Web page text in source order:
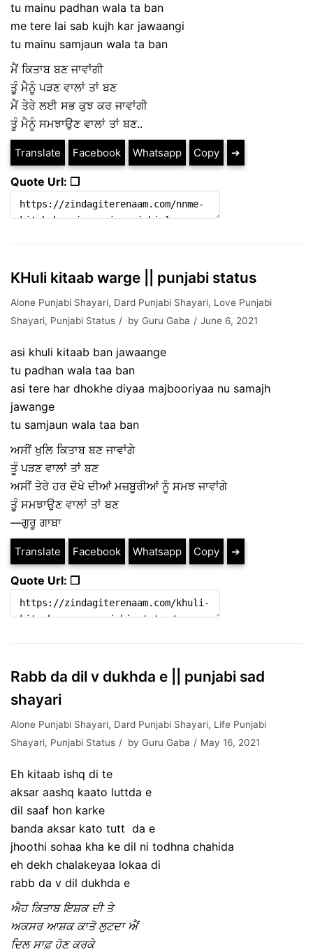
tu mainu padhan wala ta ban
me tere lai sab kujh kar jawaangi
tu mainu samjaun wala ta ban
ਮੈਂ ਕਿਤਾਬ ਬਣ ਜਾਵਾਂਗੀ
ਤੂੰ ਮੈਨੂੰ ਪੜਣ ਵਾਲਾਂ ਤਾਂ ਬਣ
ਮੈਂ ਤੇਰੇ ਲਈ ਸਭ ਕੁਝ ਕਰ ਜਾਵਾਂਗੀ
ਤੂੰ ਮੈਨੂੰ ਸਮਝਾਉਣ ਵਾਲਾਂ ਤਾਂ ਬਣ..
Translate Facebook Whatsapp Copy ➔
Quote Url: ❐
KHuli kitaab warge || punjabi status
Alone Punjabi Shayari, Dard Punjabi Shayari, Love Punjabi
Shayari, Punjabi Status by Guru Gaba June 6, 2021
asi khuli kitaab ban jawaange
tu padhan wala taa ban
asi tere har dhokhe diyaa majbooriyaa nu samajh
jawange
tu samjaun wala taa ban
ਅਸੀਂ ਖੁਲਿ ਕਿਤਾਬ ਬਣ ਜਾਵਾਂਗੇ
ਤੂੰ ਪੜਣ ਵਾਲਾਂ ਤਾਂ ਬਣ
ਅਸੀਂ ਤੇਰੇ ਹਰ ਦੋਖੇ ਦੀਆਂ ਮਜ਼ਬੂਰੀਆਂ ਨੂੰ ਸਮਝ ਜਾਵਾਂਗੇ
ਤੂੰ ਸਮਝਾਉਣ ਵਾਲਾਂ ਤਾਂ ਬਣ
—ਗੁਰੂ ਗਾਬਾ
Translate Facebook Whatsapp Copy ➔
Quote Url: ❐
Rabb da dil v dukhda e || punjabi sad
shayari
Alone Punjabi Shayari, Dard Punjabi Shayari, Life Punjabi
Shayari, Punjabi Status by Guru Gaba May 16, 2021
Eh kitaab ishq di te
aksar aashq kaato luttda e
dil saaf hon karke
banda aksar kato tutt da e
jhoothi sohaa kha ke dil ni todhna chahida
eh dekh chalakeyaa lokaa di
rabb da v dil dukhda e
ਐਹ ਕਿਤਾਬ ਇਸ਼ਕ ਦੀ ਤੇ
ਅਕਸਰ ਆਸ਼ਕ ਕਾਤੋ ਲੁਟਦਾ ‌ਐਂ
ਦਿਲ ਸਾਫ਼ ਹੋਣ ਕਰਕੇ